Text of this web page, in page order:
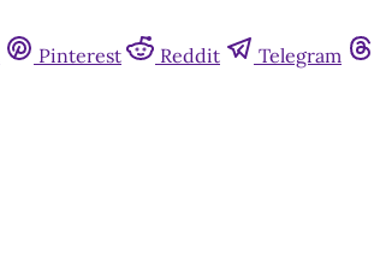
Pinterest Reddit Telegram